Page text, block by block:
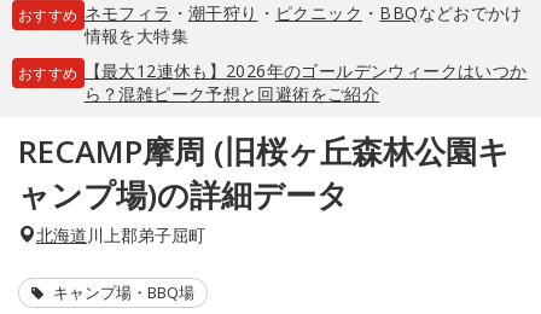
おすすめ ネモフィラ ・ 潮干狩り ・ ピクニック ・ BBQなどおでかけ
情報を大特集
おすすめ
【最大12連休も】2026年のゴールデンウィークはいつか
ら？混雑ピーク予想と回避術をご紹介
RECAMP摩周 (旧桜ヶ丘森林公園キ
ャンプ場)の詳細データ
北海道川上郡弟子屈町
キャンプ場・BBQ場